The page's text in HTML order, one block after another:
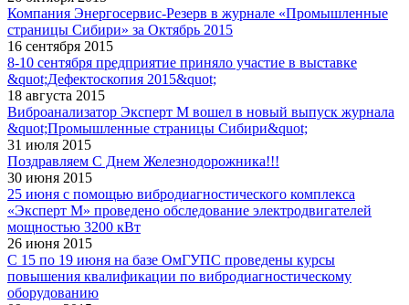
Компания Энергосервис-Резерв в журнале «Промышленные
страницы Сибири» за Октябрь 2015
16 сентября 2015
8-10 сентября предприятие приняло участие в выставке
&quot;Дефектоскопия 2015&quot;
18 августа 2015
Виброанализатор Эксперт М вошел в новый выпуск журнала
&quot;Промышленные страницы Сибири&quot;
31 июля 2015
Поздравляем С Днем Железнодорожника!!!
30 июня 2015
25 июня с помощью вибродиагностического комплекса
«Эксперт М» проведено обследование электродвигателей
мощностью 3200 кВт
26 июня 2015
С 15 по 19 июня на базе ОмГУПС проведены курсы
повышения квалификации по вибродиагностическому
оборудованию